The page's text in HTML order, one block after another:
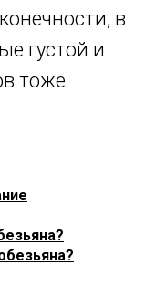
в
густой и
тоже